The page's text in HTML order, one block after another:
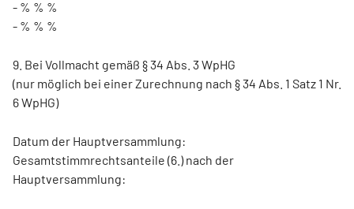
- % % %
- % % %
9. Bei Vollmacht gemäß § 34 Abs. 3 WpHG
(nur möglich bei einer Zurechnung nach § 34 Abs. 1 Satz 1 Nr.
6 WpHG)
Datum der Hauptversammlung:
Gesamtstimmrechtsanteile (6.) nach der
Hauptversammlung: